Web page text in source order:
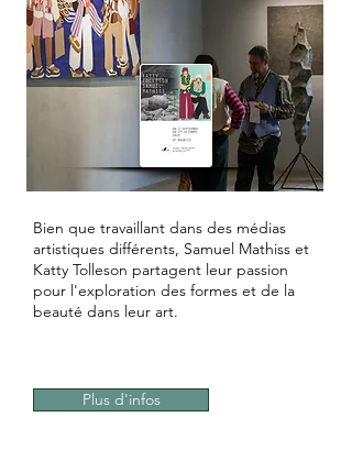
Bien que travaillant dans des médias
artistiques différents, Samuel Mathiss et
Katty Tolleson partagent leur passion
pour l'exploration des formes et de la
beauté dans leur art.
Plus d'infos